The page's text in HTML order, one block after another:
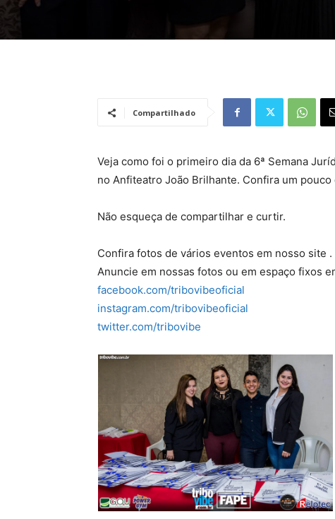
Compartilhado
Veja como foi o primeiro dia da 6ª Semana
no Anfiteatro João Brilhante. Confira um pouco
Não esqueça de compartilhar e curtir.
Confira fotos de vários eventos em nosso site
Anuncie em nossas fotos ou em espaço fixos
facebook.com/tribovibeoficial
instagram.com/tribovibeoficial
twitter.com/tribovibe